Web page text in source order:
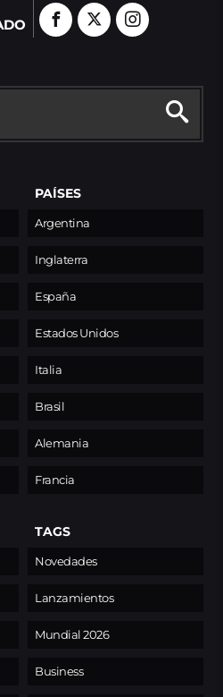
PAÍSES
Argentina
Inglaterra
España
Estados Unidos
Italia
Brasil
Alemania
Francia
TAGS
Novedades
Lanzamientos
Mundial 2026
Business